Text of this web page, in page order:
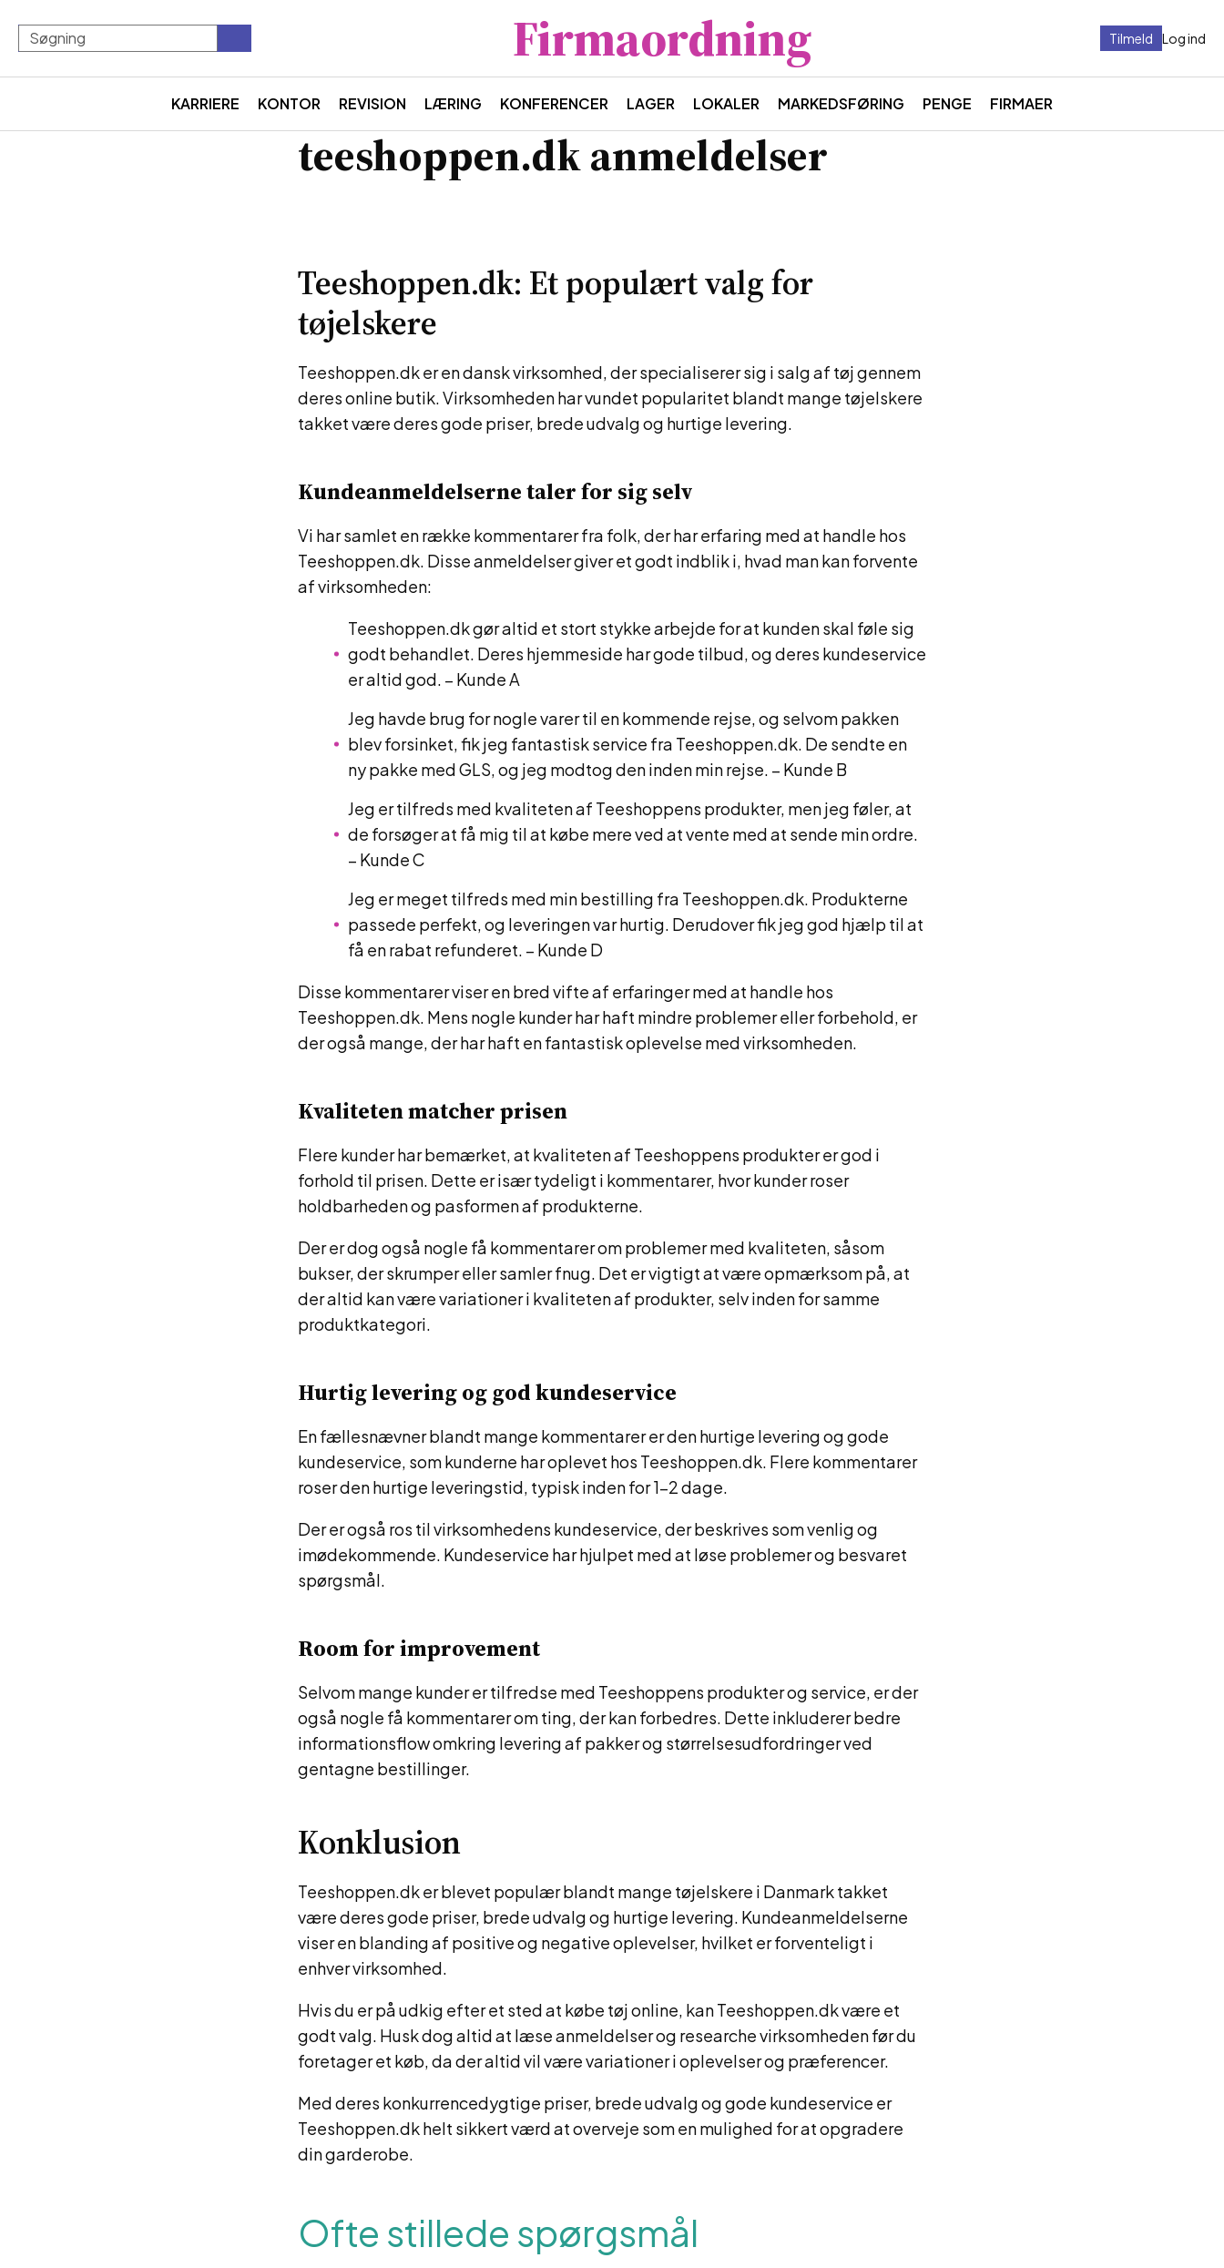
Firmaordning Log ind
Tilmeld
KARRIERE KONTOR REVISION LÆRING KONFERENCER LAGER LOKALER MARKEDSFØRING PENGE FIRMAER
teeshoppen.dk anmeldelser
Teeshoppen.dk: Et populært valg for
tøjelskere
Teeshoppen.dk er en dansk virksomhed, der specialiserer sig i salg af tøj gennem
deres online butik. Virksomheden har vundet popularitet blandt mange tøjelskere
takket være deres gode priser, brede udvalg og hurtige levering.
Kundeanmeldelserne taler for sig selv
Vi har samlet en række kommentarer fra folk, der har erfaring med at handle hos
Teeshoppen.dk. Disse anmeldelser giver et godt indblik i, hvad man kan forvente
af virksomheden:
Teeshoppen.dk gør altid et stort stykke arbejde for at kunden skal føle sig
godt behandlet. Deres hjemmeside har gode tilbud, og deres kundeservice
er altid god. – Kunde A
Jeg havde brug for nogle varer til en kommende rejse, og selvom pakken
blev forsinket, fik jeg fantastisk service fra Teeshoppen.dk. De sendte en
ny pakke med GLS, og jeg modtog den inden min rejse. – Kunde B
Jeg er tilfreds med kvaliteten af Teeshoppens produkter, men jeg føler, at
de forsøger at få mig til at købe mere ved at vente med at sende min ordre.
– Kunde C
Jeg er meget tilfreds med min bestilling fra Teeshoppen.dk. Produkterne
passede perfekt, og leveringen var hurtig. Derudover fik jeg god hjælp til at
få en rabat refunderet. – Kunde D
Disse kommentarer viser en bred vifte af erfaringer med at handle hos
Teeshoppen.dk. Mens nogle kunder har haft mindre problemer eller forbehold, er
der også mange, der har haft en fantastisk oplevelse med virksomheden.
Kvaliteten matcher prisen
Flere kunder har bemærket, at kvaliteten af Teeshoppens produkter er god i
forhold til prisen. Dette er især tydeligt i kommentarer, hvor kunder roser
holdbarheden og pasformen af produkterne.
Der er dog også nogle få kommentarer om problemer med kvaliteten, såsom
bukser, der skrumper eller samler fnug. Det er vigtigt at være opmærksom på, at
der altid kan være variationer i kvaliteten af produkter, selv inden for samme
produktkategori.
Hurtig levering og god kundeservice
En fællesnævner blandt mange kommentarer er den hurtige levering og gode
kundeservice, som kunderne har oplevet hos Teeshoppen.dk. Flere kommentarer
roser den hurtige leveringstid, typisk inden for 1-2 dage.
Der er også ros til virksomhedens kundeservice, der beskrives som venlig og
imødekommende. Kundeservice har hjulpet med at løse problemer og besvaret
spørgsmål.
Room for improvement
Selvom mange kunder er tilfredse med Teeshoppens produkter og service, er der
også nogle få kommentarer om ting, der kan forbedres. Dette inkluderer bedre
informationsflow omkring levering af pakker og størrelsesudfordringer ved
gentagne bestillinger.
Konklusion
Teeshoppen.dk er blevet populær blandt mange tøjelskere i Danmark takket
være deres gode priser, brede udvalg og hurtige levering. Kundeanmeldelserne
viser en blanding af positive og negative oplevelser, hvilket er forventeligt i
enhver virksomhed.
Hvis du er på udkig efter et sted at købe tøj online, kan Teeshoppen.dk være et
godt valg. Husk dog altid at læse anmeldelser og researche virksomheden før du
foretager et køb, da der altid vil være variationer i oplevelser og præferencer.
Med deres konkurrencedygtige priser, brede udvalg og gode kundeservice er
Teeshoppen.dk helt sikkert værd at overveje som en mulighed for at opgradere
din garderobe.
Ofte stillede spørgsmål